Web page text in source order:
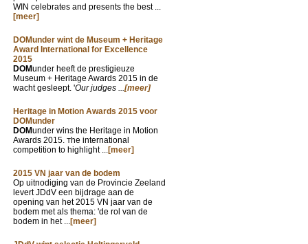
WIN celebrates and presents the best ...
[meer]
DOMunder wint de Museum + Heritage
Award International for Excellence
2015
DOMunder heeft de prestigieuze
Museum + Heritage Awards 2015 in de
wacht gesleept. 'Our judges ...[meer]
Heritage in Motion Awards 2015 voor
DOMunder
DOMunder wins the Heritage in Motion
Awards 2015. The international
competition to highlight ...[meer]
2015 VN jaar van de bodem
Op uitnodiging van de Provincie Zeeland
levert JDdV een bijdrage aan de
opening van het 2015 VN jaar van de
bodem met als thema: 'de rol van de
bodem in het ...[meer]